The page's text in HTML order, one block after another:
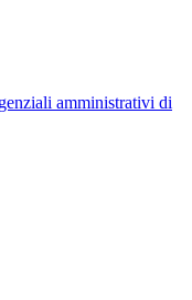
amministrativi di